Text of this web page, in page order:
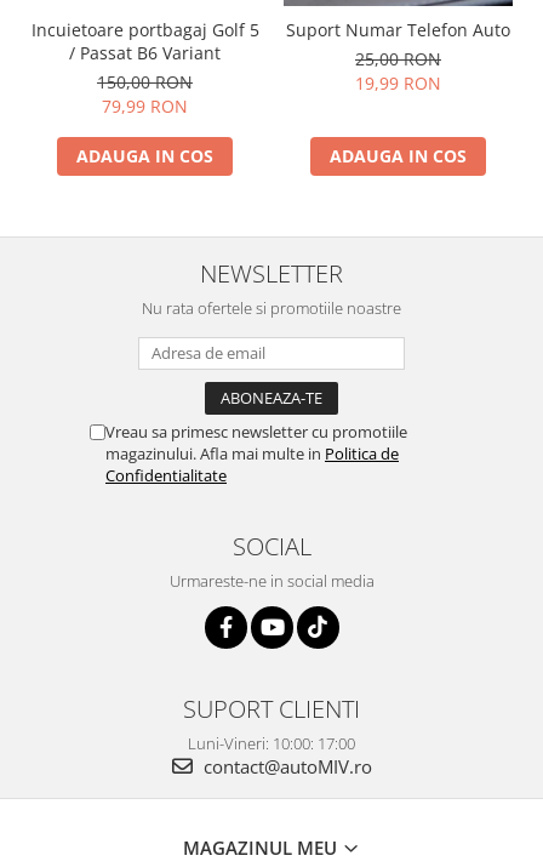
Incuietoare portbagaj Golf 5
/ Passat B6 Variant
150,00 RON
79,99 RON
ADAUGA IN COS
Suport Numar Telefon Auto
25,00 RON
19,99 RON
ADAUGA IN COS
NEWSLETTER
Nu rata ofertele si promotiile noastre
Vreau sa primesc newsletter cu promotiile
magazinului. Afla mai multe in Politica de
Confidentialitate
SOCIAL
Urmareste-ne in social media
SUPORT CLIENTI
Luni-Vineri: 10:00: 17:00
contact@autoMIV.ro
MAGAZINUL MEU